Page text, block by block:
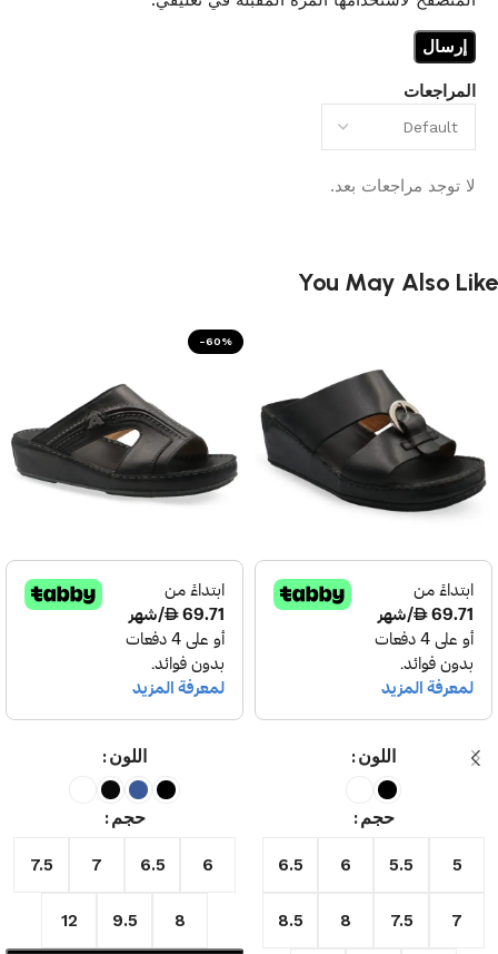
المراجعات
لا توجد مراجعات بعد.
You May Also Like
اللون
حجم
5
5.5
6
6.5
7
7.5
8
8.5
-60%
اللون
حجم
6
6.5
7
7.5
8
9.5
12